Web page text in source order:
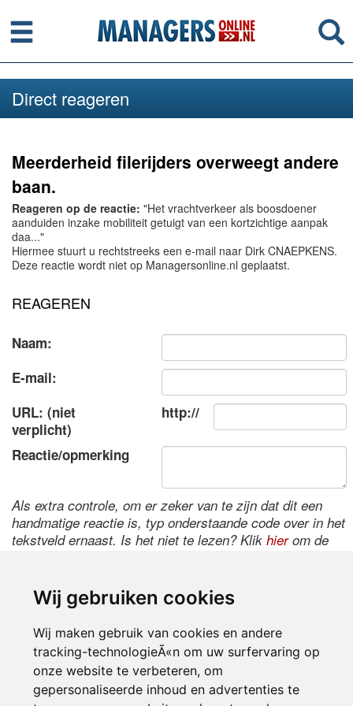
Wij gebruiken cookies
Wij maken gebruik van cookies en andere
tracking-technologieÃ«n om uw surfervaring op
onze website te verbeteren, om
gepersonaliseerde inhoud en advertenties te
Menu
Direct reageren
Meerderheid filerijders overweegt andere
baan.
Reageren op de reactie: "Het vrachtverkeer als boosdoener
aanduiden inzake mobiliteit getuigt van een kortzichtige aanpak
daa..."
Hiermee stuurt u rechtstreeks een e-mail naar Dirk CNAEPKENS.
Deze reactie wordt niet op Managersonline.nl geplaatst.
REAGEREN
Naam:
E-mail:
URL: (niet
verplicht)
http://
Reactie/opmerking
Als extra controle, om er zeker van te zijn dat dit een
handmatige reactie is, typ onderstaande code over in het
tekstveld ernaast. Is het niet te lezen? Klik hierom de